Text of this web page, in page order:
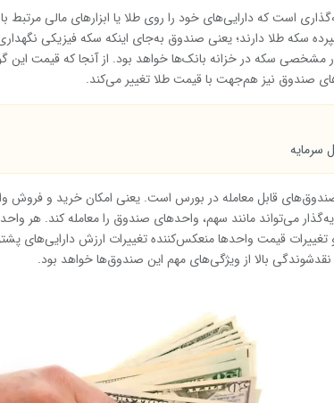
است که دارایی‌های خود را روی طلا یا ابزارهای مالی مرتبط با
سکه طلا دارند؛ یعنی صندوق به‌جای اینکه سکه فیزیکی نگهداری
مشخصی سکه در خزانه بانک‌ها خواهد بود. از آنجا که قیمت این
صندوق نیز هم‌جهت با قیمت طلا تغییر می‌کند.
سرمایه
قابل معامله در بورس است. یعنی امکان خرید و فروش
می‌تواند مانند سهم، واحدهای صندوق را معامله کند. هر
قیمت واحدها منعکس‌کننده تغییرات ارزش دارایی‌های
بالا از ویژگی‌های مهم این صندوق‌ها خواهد بود.